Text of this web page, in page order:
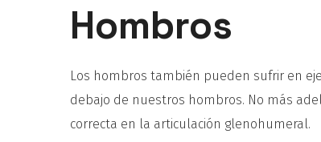
Hombros
Los hombros también pueden sufrir en
debajo de nuestros hombros. No más
correcta en la articulación glenohumeral.